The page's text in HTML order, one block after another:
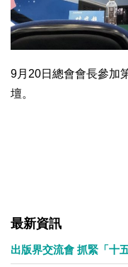
9月20日總會會長參加
壇。
最新資訊
出版界交流會 抓緊「十